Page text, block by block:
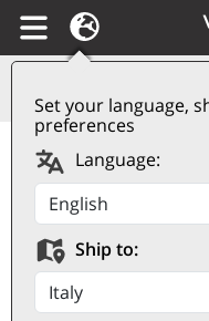
Set your language,
preferences
Language:
Ship to:
Alsace
Hunawihr
HUNAWIHR
0,75 ℓ